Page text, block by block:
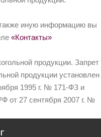
иную информацию вы
«Контакты»
продукции. Запрет
продукции установлен
1995 г. № 171-ФЗ и
от 27 сентября 2007 г. №